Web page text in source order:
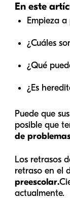
En este
Empieza
¿Cuáles
¿Qué
¿Es
Puede que
posible que
de
Los retrasos
retraso en el
preescolar.
actualmente.